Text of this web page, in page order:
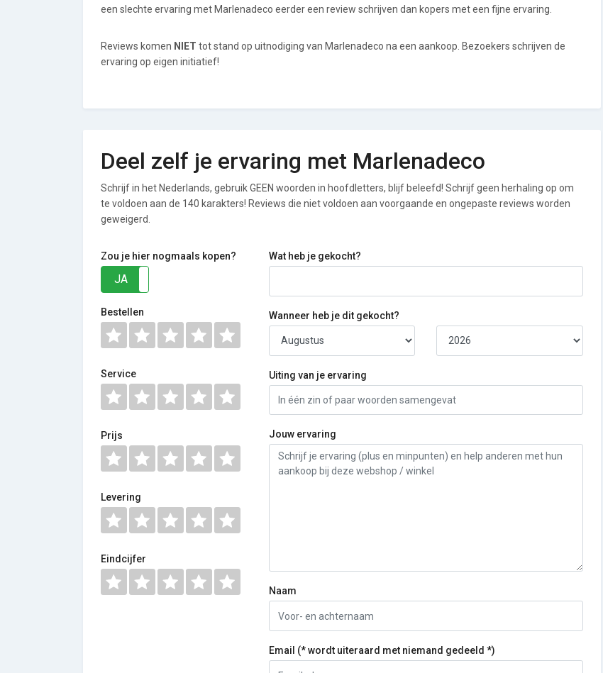
een slechte ervaring met Marlenadeco eerder een review schrijven dan kopers met een fijne ervaring.
Reviews komen NIET tot stand op uitnodiging van Marlenadeco na een aankoop. Bezoekers schrijven de
ervaring op eigen initiatief!
Deel zelf je ervaring met Marlenadeco
Schrijf in het Nederlands, gebruik GEEN woorden in hoofdletters, blijf beleefd! Schrijf geen herhaling op om
te voldoen aan de 140 karakters! Reviews die niet voldoen aan voorgaande en ongepaste reviews worden
geweigerd.
Zou je hier nogmaals kopen?
JA
Bestellen
Service
Prijs
Levering
Eindcijfer
Wat heb je gekocht?
Wanneer heb je dit gekocht?
Uiting van je ervaring
Jouw ervaring
Naam
Email (* wordt uiteraard met niemand gedeeld *)